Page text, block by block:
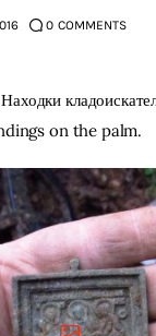
0 COMMENTS
on the palm.